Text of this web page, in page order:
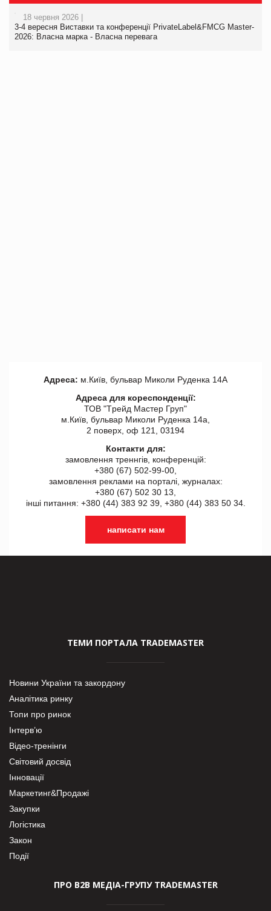
18 червня 2026 |
3-4 вересня Виставки та конференції PrivateLabel&FMCG Master-
2026: Власна марка - Власна перевага
Адреса: м.Київ, бульвар Миколи Руденка 14А
Адреса для кореспонденції:
ТОВ "Tрейд Мастер Груп"
м.Київ, бульвар Миколи Руденка 14а,
2 поверх, оф 121, 03194
Контакти для:
замовлення треннгів, конференцій:
+380 (67) 502-99-00,
замовлення реклами на порталі, журналах:
+380 (67) 502 30 13,
інші питання: +380 (44) 383 92 39, +380 (44) 383 50 34.
написати нам
ТЕМИ ПОРТАЛА TRADEMASTER
Новини України та закордону
Аналітика ринку
Топи про ринок
Інтерв’ю
Відео-тренінги
Світовий досвід
Інновації
Маркетинг&Продажі
Закупки
Логістика
Закон
Події
ПРО В2В МЕДІА-ГРУПУ TRADEMASTER